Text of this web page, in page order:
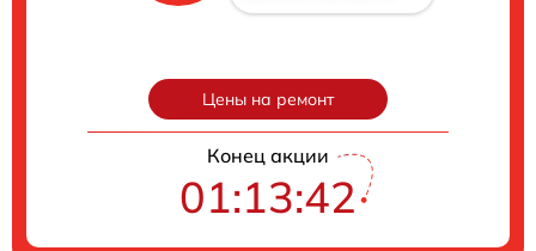
Цены на ремонт
Конец акции
01:13:41